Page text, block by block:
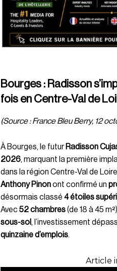
Bourges : Radisson
fois en Centre-Val de
(Source : France Bleu Berry, 12
À Bourges, le futur Radisson
2026, marquant la première
dans la région Centre-Val de
Anthony Pinonont confirmé un
désormais classé 4 étoiles
Avec52 chambres(de 18 à 45
sous-sol , l’investissement
quinzaine d’emplois.
Article